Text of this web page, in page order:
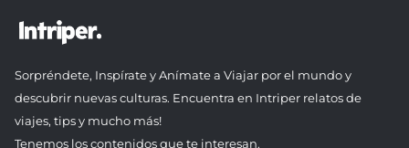
Sorpréndete, Inspírate y Anímate a Viajar por el mundo y
descubrir nuevas culturas. Encuentra en Intriper relatos de
viajes, tips y mucho más!
Tenemos los contenidos que te interesan.